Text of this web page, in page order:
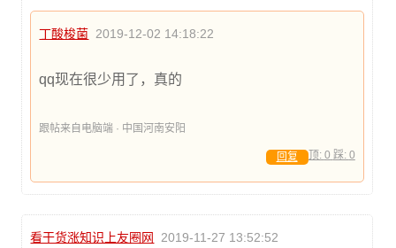
丁酸梭菌 2019-12-02 14:18:22
qq现在很少用了，真的
跟帖来自电脑端 · 中国河南安阳
顶: 0 踩: 0
回复
看干货涨知识上友圈网 2019-11-27 13:52:52